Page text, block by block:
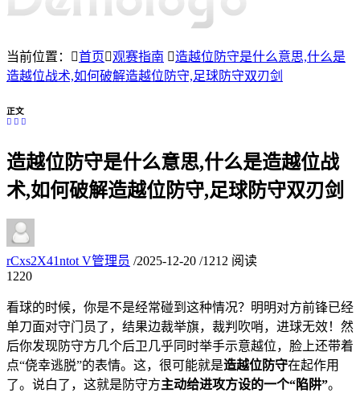
当前位置： 首页 观赛指南
造越位防守是什么意思,什么是
造越位战术,如何破解造越位防守,足球防守双刃剑
正文
造越位防守是什么意思,什么是造越位战
术,如何破解造越位防守,足球防守双刃剑
rCxs2X41ntot V管理员 /2025-12-20 /1212 阅读
1220
看球的时候，你是不是经常碰到这种情况？明明对方前锋已经
单刀面对守门员了，结果边裁举旗，裁判吹哨，进球无效！然
后你发现防守方几个后卫几乎同时举手示意越位，脸上还带着
点“侥幸逃脱”的表情。这，很可能就是造越位防守在起作用
了。说白了，这就是防守方主动给进攻方设的一个“陷阱”。